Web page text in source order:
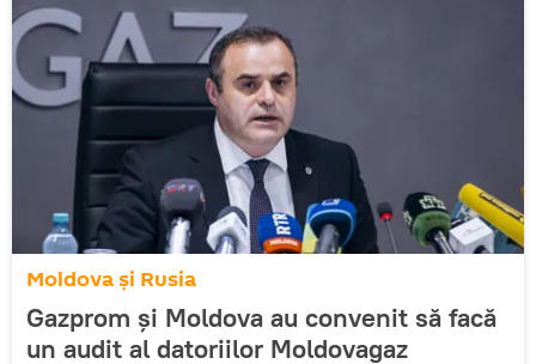
Moldova și Rusia
Gazprom și Moldova au convenit să facă
un audit al datoriilor Moldovagaz